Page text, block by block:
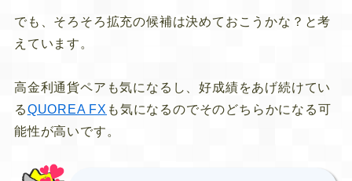
でも、そろそろ拡充の候補は決めておこうかな？と考
えています。
高金利通貨ペアも気になるし、好成績をあげ続けてい
るQUOREA FX も気になるのでそのどちらかになる可
能性が高いです。